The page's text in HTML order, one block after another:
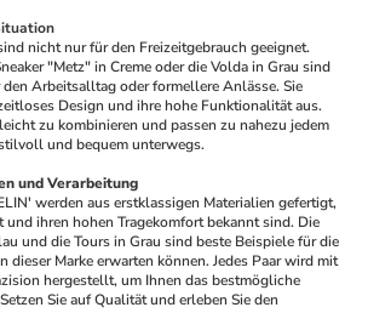
nicht nur für den Freizeitgebrauch geeignet.
"Metz" in Creme oder die Volda in Grau sind
Arbeitsalltag oder formellere Anlässe. Sie
Design und ihre hohe Funktionalität aus.
zu kombinieren und passen zu nahezu jedem
und bequem unterwegs.
und Verarbeitung
werden aus erstklassigen Materialien gefertigt,
ihren hohen Tragekomfort bekannt sind. Die
und die Tours in Grau sind beste Beispiele für die
dieser Marke erwarten können. Jedes Paar wird mit
hergestellt, um Ihnen das bestmögliche
Sie auf Qualität und erleben Sie den